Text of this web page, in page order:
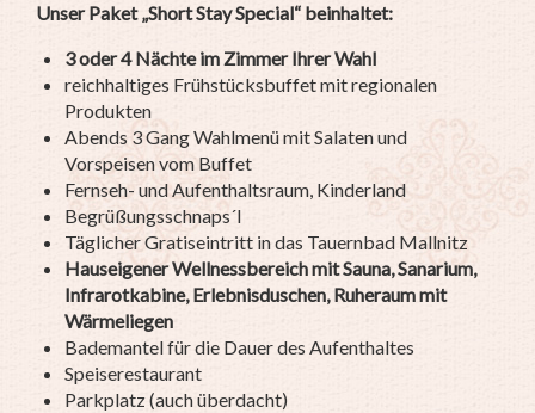
Unser Paket „Short Stay Special“ beinhaltet:
3 oder 4 Nächte im Zimmer Ihrer Wahl
reichhaltiges Frühstücksbuffet mit regionalen
Produkten
Abends 3 Gang Wahlmenü mit Salaten und
Vorspeisen vom Buffet
Fernseh- und Aufenthaltsraum, Kinderland
Begrüßungsschnaps´l
Täglicher Gratiseintritt in das Tauernbad Mallnitz
Hauseigener Wellnessbereich mit Sauna, Sanarium,
Infrarotkabine, Erlebnisduschen, Ruheraum mit
Wärmeliegen
Bademantel für die Dauer des Aufenthaltes
Speiserestaurant
Parkplatz (auch überdacht)